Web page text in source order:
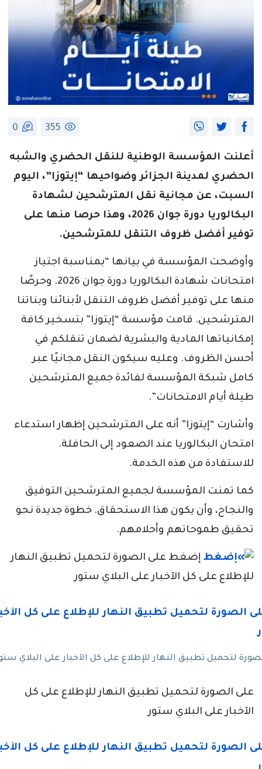
355
0
أعلنت المؤسسة الوطنية للنقل الحضري والشبه
الحضري لمدينة الجزائر وضواحيها “إيتوزا”، اليوم
السبت، عن مجانية نقل المترشحين لشهادة
البكالوريا دورة جوان 2026، وهذا حرصا منها على
توفير أفضل ظروف التنقل للمترشحين.
وأوضحت المؤسسة في بيانها “بمناسبة اجتياز
امتحانات شهادة البكالوريا دورة جوان 2026. وحرصًا
منها على توفير أفضل ظروف التنقل لأبنائنا وبناتنا
المترشحين. قامت مؤسسة “إيتوزا” بتسخير كافة
إمكانياتها المادية والبشرية لضمان تنقلكم في
أحسن الظروف. وعليه سيكون النقل مجانيًا عبر
كامل شبكة المؤسسة لفائدة جميع المترشحين
طيلة أيام الامتحانات”.
وأشارت “إيتوزا” أنه على المترشحين إظهار استدعاء
امتحان البكالوريا عند الصعود إلى الحافلة.
للاستفادة من هذه الخدمة.
كما تمنت المؤسسة لجميع المترشحين التوفيق
والنجاح، وأن يكون هذا الاستحقاق. خطوة جديدة نحو
تحقيق طموحاتهم وأحلامهم.
إضغط على الصورة لتحميل تطبيق النهار
للإطلاع على كل الآخبار على البلاي ستور
لتحميل تطبيق النهار للإطلاع على كل الآخبار على البلاي
على الصورة لتحميل تطبيق النهار للإطلاع على كل
الآخبار على البلاي ستور